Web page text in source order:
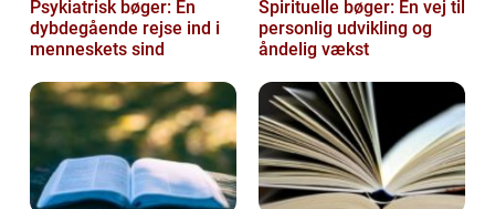
Psykiatrisk bøger: En
dybdegående rejse ind i
menneskets sind
Spirituelle bøger: En vej til
personlig udvikling og
åndelig vækst